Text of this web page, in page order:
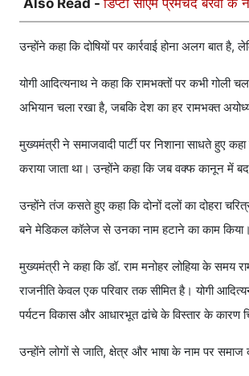
Also Read -डिप्टी सीएम प्रेमचंद बैरवा
उन्होंने कहा कि दोषियों पर कार्रवाई होना अलग बात
योगी आदित्यनाथ ने कहा कि रामभक्तों पर कभी गोली
अभियान चला रखा है, जबकि देश का हर रामभक्त
मुख्यमंत्री ने समाजवादी पार्टी पर निशाना साधते हुए
कराया जाता था। उन्होंने कहा कि जब वक्फ कानून में
उन्होंने तंज कसते हुए कहा कि दोनों दलों का दोहरा
बने मेडिकल कॉलेज से उनका नाम हटाने का काम किया।
मुख्यमंत्री ने कहा कि डॉ. राम मनोहर लोहिया के
राजनीति केवल एक परिवार तक सीमित है। योगी
पर्यटन विकास और आधारभूत ढांचे के विस्तार के कारण
उन्होंने लोगों से जाति, क्षेत्र और भाषा के नाम पर